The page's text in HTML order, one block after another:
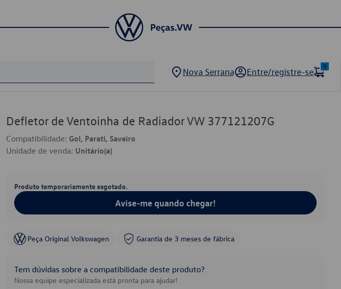
Nova Serrana Entre/registre-se
0
Defletor de Ventoinha de Radiador VW 377121207G
Compatibilidade: Gol, Parati, Saveiro
Unidade de venda: Unitário(a)
Produto temporariamente esgotado.
Avise-me quando chegar!
Peça Original Volkswagen Garantia de 3 meses de fábrica
Tem dúvidas sobre a compatibilidade deste produto?
Nossa equipe especializada está pronta para ajudar!